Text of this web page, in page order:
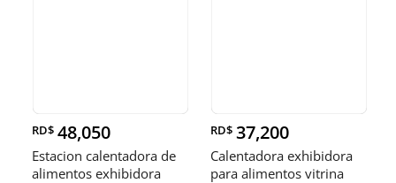
RD$ 48,050
Estacion calentadora de
alimentos exhibidora
RD$ 37,200
Calentadora exhibidora
para alimentos vitrina